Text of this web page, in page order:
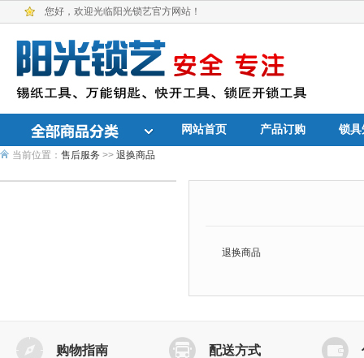
您好，欢迎光临阳光锁艺官方网站！
网站首页 产品订购 锁
当前位置： 售后服务 >> 退换商品
退换商品
购物指南 配送方式